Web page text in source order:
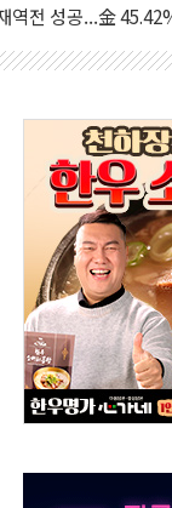
민석 당대표 후보
에 승리...47.75% vs
김민석 47.75% 정
45.09% 정청래
석 52.64% 정청래
·탄약 부족 현실화
…강원 동해안 강한
수거차에 치여 사망
남성 2명 숨져
게"…'결혼 페널티'
국제적 시민 연대로